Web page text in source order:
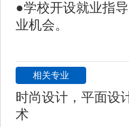
●学校开设就业指
业机会。
相关专业
时尚设计，平面设
术